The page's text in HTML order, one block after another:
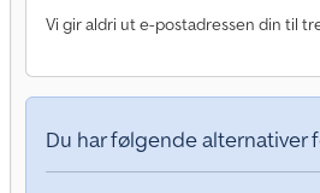
Vi gir aldri ut e-postadressen din til
Du har følgende alternativer